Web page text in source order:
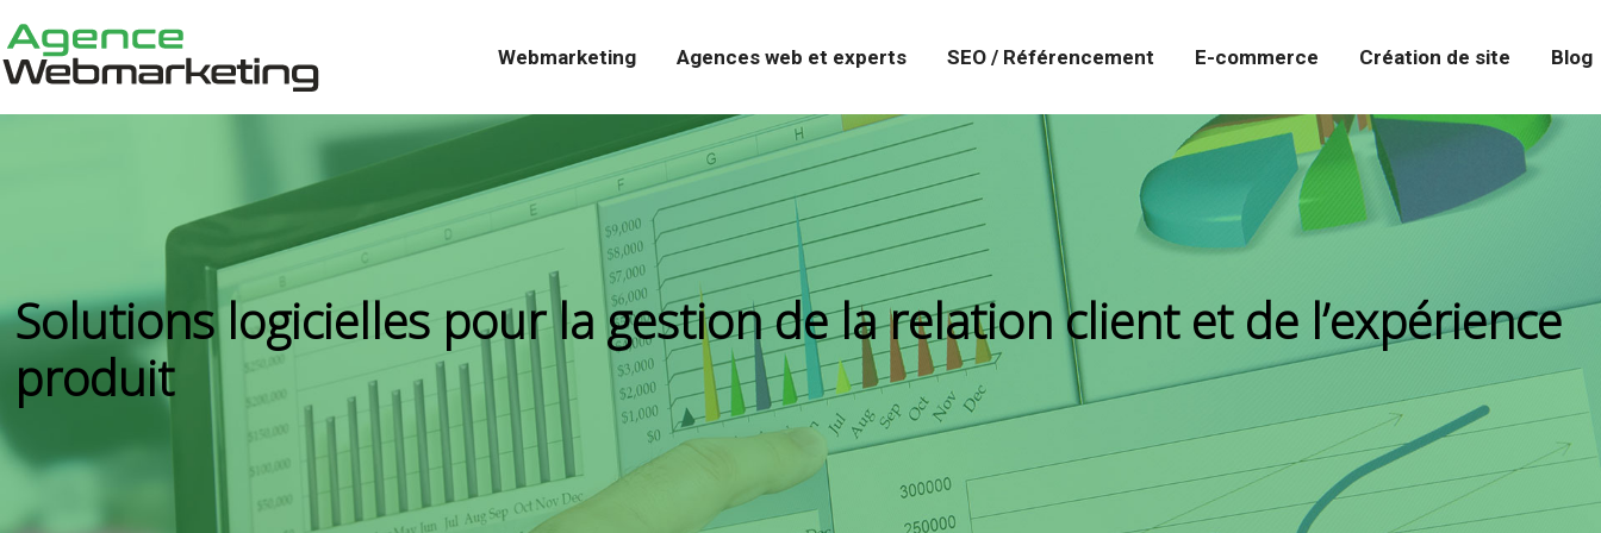
Webmarketing Agences web et experts SEO / Référencement E-commerce Création de site Blog
Solutions logicielles pour la gestion de la relation client et de l’expérience
produit